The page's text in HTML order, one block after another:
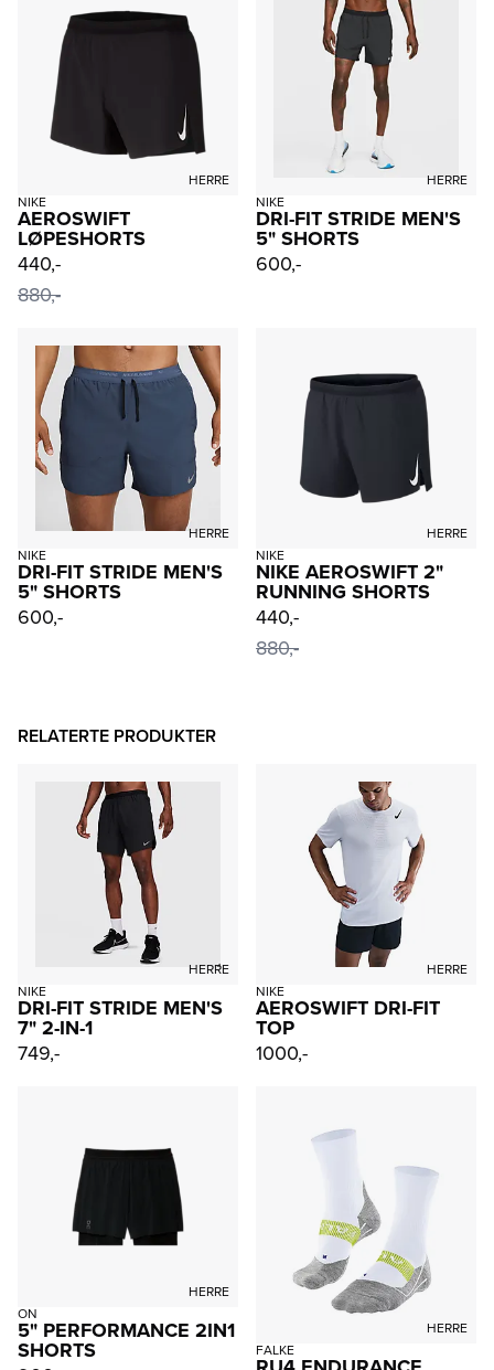
HERRE
NIKE
AEROSWIFT
LØPESHORTS
440,-
880,-
HERRE
NIKE
DRI-FIT STRIDE MEN'S
5" SHORTS
600,-
HERRE
NIKE
DRI-FIT STRIDE MEN'S
5" SHORTS
600,-
HERRE
NIKE
NIKE AEROSWIFT 2"
RUNNING SHORTS
440,-
880,-
RELATERTE PRODUKTER
HERRE
NIKE
DRI-FIT STRIDE MEN'S
7" 2-IN-1
749,-
HERRE
NIKE
AEROSWIFT DRI-FIT
TOP
1000,-
HERRE
ON
5" PERFORMANCE 2IN1
SHORTS
HERRE
FALKE